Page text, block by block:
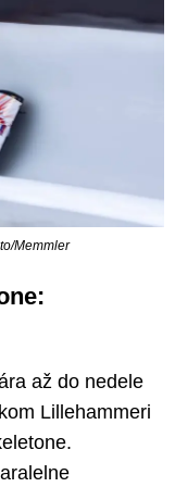
Memmler
až do nedele
Lillehammeri